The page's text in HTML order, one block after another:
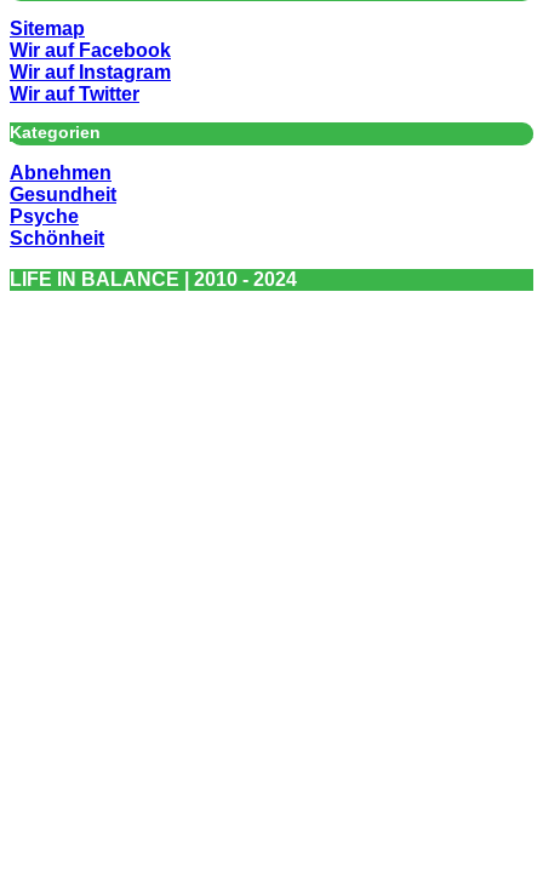
Sitemap
Wir auf Facebook
Wir auf Instagram
Wir auf Twitter
Kategorien
Abnehmen
Gesundheit
Psyche
Schönheit
LIFE IN BALANCE | 2010 - 2024